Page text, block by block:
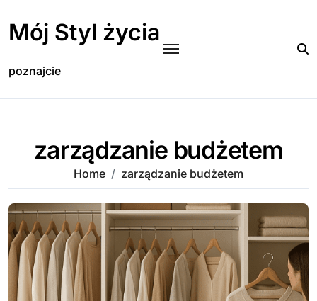
content
Mój Styl życia
poznajcie
zarządzanie budżetem
Home zarządzanie budżetem